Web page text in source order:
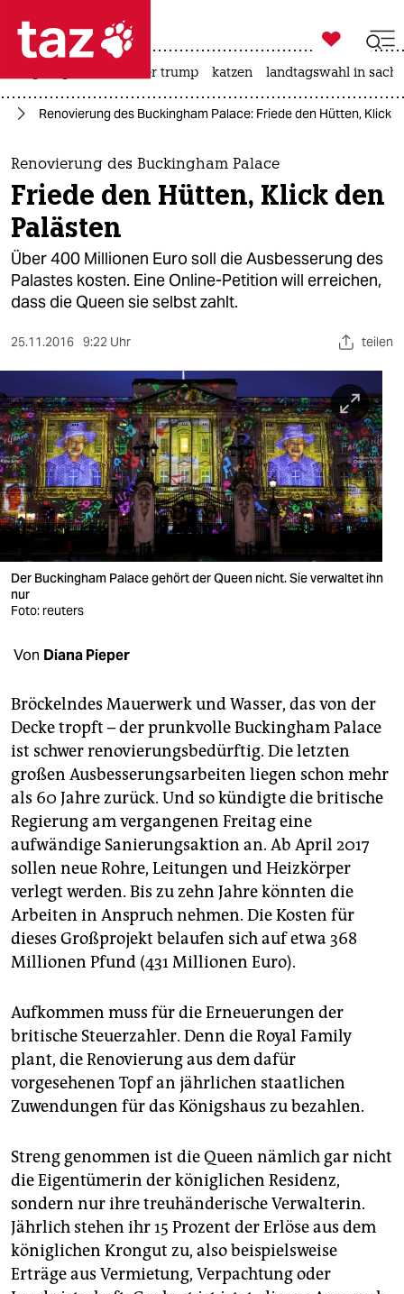
 taz zahl ich
taz zahl ich
themen
politik
öko
gesellschaft
sport
berlin
nord
wahrheit
verlag
verlag
veranstaltungen
unterstützen
abo
genossenschaft
epaper login

taz zahl ich
usa unter trump katzen landtagswahl in
Renovierung des Buckingham Palace: Friede den Hütten, Klick
Renovierung des Buckingham Palace
Friede den Hütten, Klick den
Palästen
Über 400 Millionen Euro soll die Ausbesserung des
Palastes kosten. Eine Online-Petition will erreichen,
dass die Queen sie selbst zahlt.
25.11.2016 9:22 Uhr teilen
Der Buckingham Palace gehört der Queen nicht. Sie verwaltet ihn
nur
Foto: reuters
Von Diana Pieper
Bröckelndes Mauerwerk und Wasser, das von der
Decke tropft – der prunkvolle Buckingham Palace
ist schwer renovierungsbedürftig. Die letzten
großen Ausbesserungsarbeiten liegen schon mehr
als 60 Jahre zurück. Und so kündigte die britische
Regierung am vergangenen Freitag eine
aufwändige Sanierungsaktion an. Ab April 2017
sollen neue Rohre, Leitungen und Heizkörper
verlegt werden. Bis zu zehn Jahre könnten die
Arbeiten in Anspruch nehmen. Die Kosten für
dieses Großprojekt belaufen sich auf etwa 368
Millionen Pfund (431 Millionen Euro).
Aufkommen muss für die Erneuerungen der
britische Steuerzahler. Denn die Royal Family
plant, die Renovierung aus dem dafür
vorgesehenen Topf an jährlichen staatlichen
Zuwendungen für das Königshaus zu bezahlen.
Streng genommen ist die Queen nämlich gar nicht
die Eigentümerin der königlichen Residenz,
sondern nur ihre treuhänderische Verwalterin.
Jährlich stehen ihr 15 Prozent der Erlöse aus dem
königlichen Krongut zu, also beispielsweise
Erträge aus Vermietung, Verpachtung oder